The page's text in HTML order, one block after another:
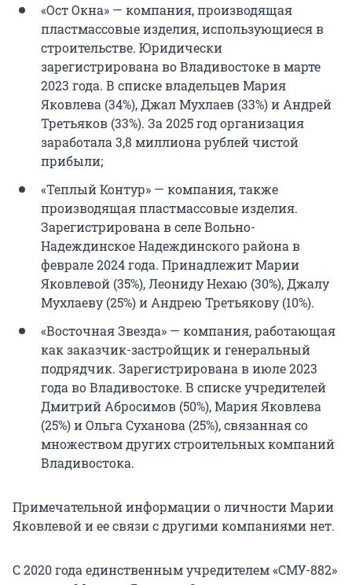
«Ост Окна» — компания, производящая
пластмассовые изделия, использующиеся в
строительстве. Юридически
зарегистрирована во Владивостоке в марте
2023 года. В списке владельцев Мария
Яковлева (34%), Джал Мухлаев (33%) и Андрей
Третьяков (33%). За 2025 год организация
заработала 3,8 миллиона рублей чистой
прибыли;
«Теплый Контур» — компания, также
производящая пластмассовые изделия.
Зарегистрирована в селе Вольно-
Надеждинское Надеждинского района в
феврале 2024 года. Принадлежит Марии
Яковлевой (35%), Леониду Нехаю (30%), Джалу
Мухлаеву (25%) и Андрею Третьякову (10%).
«Восточная Звезда» — компания, работающая
как заказчик-застройщик и генеральный
подрядчик. Зарегистрирована в июле 2023
года во Владивостоке. В списке учредителей
Дмитрий Абросимов (50%), Мария Яковлева
(25%) и Ольга Суханова (25%), связанная со
множеством других строительных компаний
Владивостока.
Примечательной информации о личности Марии
Яковлевой и ее связи с другими компаниями нет.
С 2020 года единственным учредителем «СМУ-882»